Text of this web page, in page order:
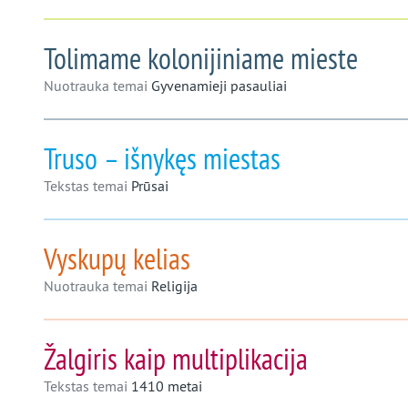
Tolimame kolonijiniame mieste
Nuotrauka temai Gyvenamieji pasauliai
Truso – išnykęs miestas
Tekstas temai Prūsai
Vyskupų kelias
Nuotrauka temai Religija
Žalgiris kaip multiplikacija
Tekstas temai 1410 metai